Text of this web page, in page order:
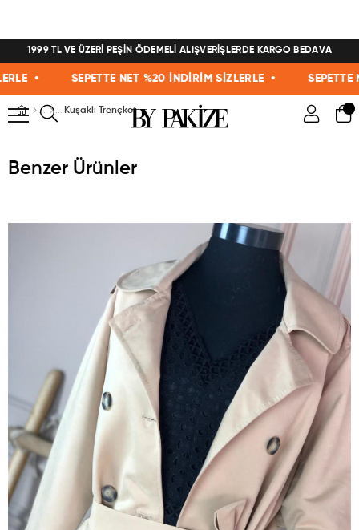
1999 TL VE ÜZERİ PEŞİN ÖDEMELİ ALIŞVERİŞLERDE KARGO BEDAVA
• SEPETTE NET %20 İNDİRİM SİZLERLE • SEPETTE
Kuşaklı Trençkot
Benzer Ürünler